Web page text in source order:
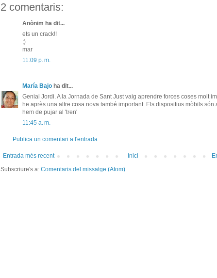
2 comentaris:
Anònim ha dit...
ets un crack!!
;)
mar
11:09 p. m.
María Bajo ha dit...
Genial Jordi. A la Jornada de Sant Just vaig aprendre forces coses molt
he après una altre cosa nova també important. Els dispositius mòbils són
hem de pujar al 'tren'
11:45 a. m.
Publica un comentari a l'entrada
Entrada més recent
Inici
Subscriure's a: Comentaris del missatge (Atom)